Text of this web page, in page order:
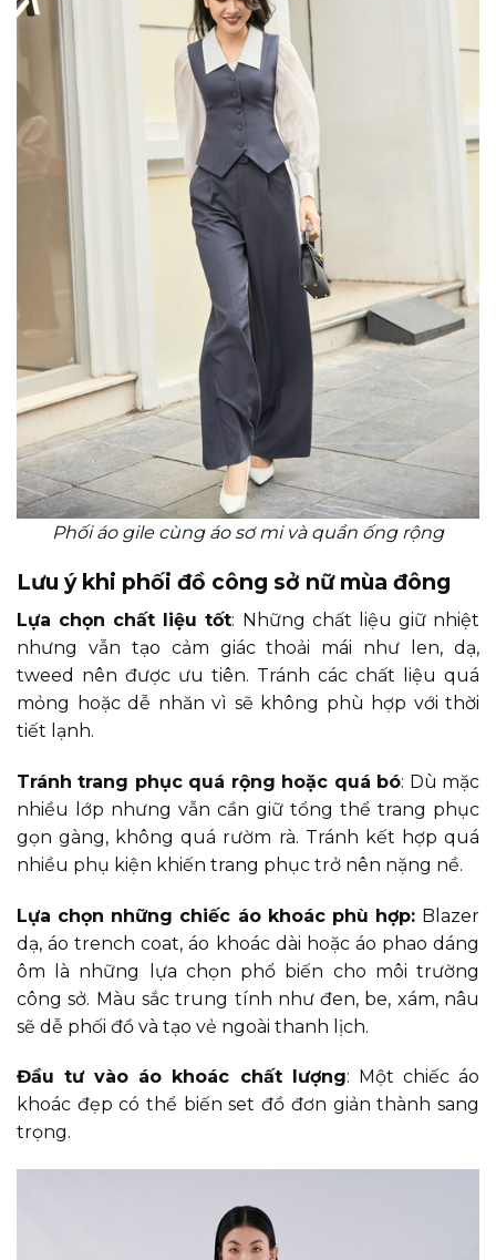
Phối áo gile cùng áo sơ mi và quần ống rộng
Lưu ý khi phối đồ công sở nữ mùa đông
Lựa chọn chất liệu tốt: Những chất liệu giữ nhiệt
nhưng vẫn tạo cảm giác thoải mái như len, dạ,
tweed nên được ưu tiên. Tránh các chất liệu quá
mỏng hoặc dễ nhăn vì sẽ không phù hợp với thời
tiết lạnh.
Tránh trang phục quá rộng hoặc quá bó: Dù mặc
nhiều lớp nhưng vẫn cần giữ tổng thể trang phục
gọn gàng, không quá rườm rà. Tránh kết hợp quá
nhiều phụ kiện khiến trang phục trở nên nặng nề.
Lựa chọn những chiếc áo khoác phù hợp: Blazer
dạ, áo trench coat, áo khoác dài hoặc áo phao dáng
ôm là những lựa chọn phổ biến cho môi trường
công sở. Màu sắc trung tính như đen, be, xám, nâu
sẽ dễ phối đồ và tạo vẻ ngoài thanh lịch.
Đầu tư vào áo khoác chất lượng: Một chiếc áo
khoác đẹp có thể biến set đồ đơn giản thành sang
trọng.